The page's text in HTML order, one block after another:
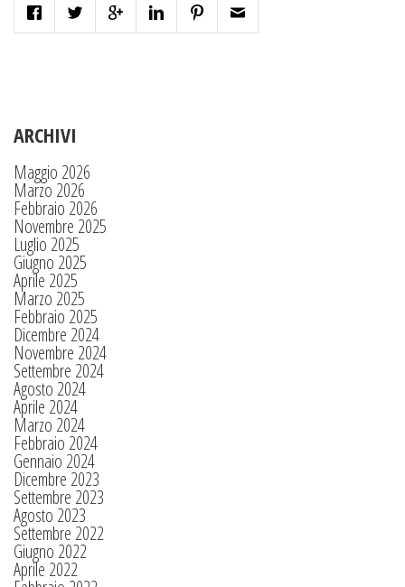
ARCHIVI
Maggio 2026
Marzo 2026
Febbraio 2026
Novembre 2025
Luglio 2025
Giugno 2025
Aprile 2025
Marzo 2025
Febbraio 2025
Dicembre 2024
Novembre 2024
Settembre 2024
Agosto 2024
Aprile 2024
Marzo 2024
Febbraio 2024
Gennaio 2024
Dicembre 2023
Settembre 2023
Agosto 2023
Settembre 2022
Giugno 2022
Aprile 2022